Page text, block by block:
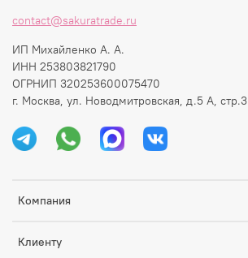
Компания
Клиенту
contact@sakuratrade.ru
ИП Михайленко А. А.
ИНН 253803821790
ОГРНИП 320253600075470
г. Москва, ул. Новодмитровская, д.5 А, стр.3